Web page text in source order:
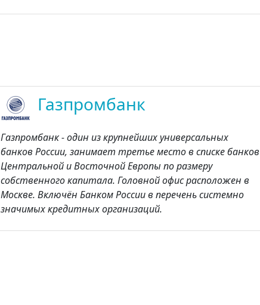
Газпромбанк
Газпромбанк - один из крупнейших универсальных
банков России, занимает третье место в списке банков
Центральной и Восточной Европы по размеру
собственного капитала. Головной офис расположен в
Москве. Включён Банком России в перечень системно
значимых кредитных организаций.